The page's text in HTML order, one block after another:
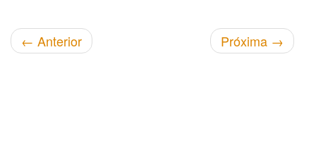
← Anterior Próxima →